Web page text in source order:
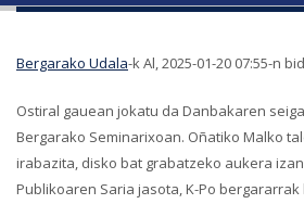
Bergarako Udala-k Al, 2025-01-20 07:55-n
Ostiral gauean jokatu da Danbakaren
Bergarako Seminarixoan. Oñatiko Malko
irabazita, disko bat grabatzeko aukera
Publikoaren Saria jasota, K-Po